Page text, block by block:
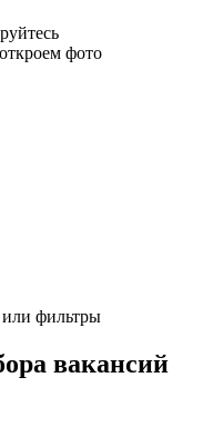
фото
фильтры
вакансий